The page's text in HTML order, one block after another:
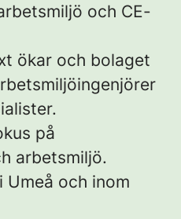
och CE-
ökar och bolaget
på
arbetsmiljö.
och inom